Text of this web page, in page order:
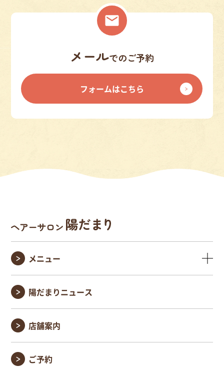
メールでのご予約
フォームはこちら
メニュー
陽だまりニュース
店舗案内
ご予約